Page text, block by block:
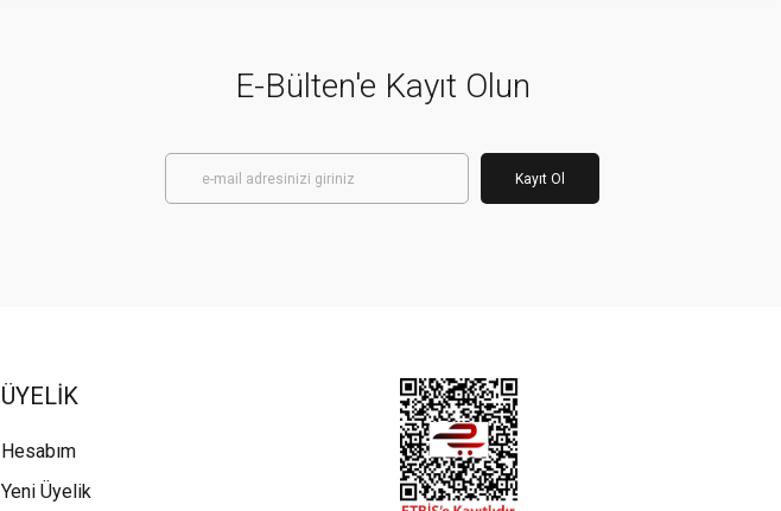
E-Bülten'e Kayıt Olun
Kayıt Ol
ÜYELİK
Hesabım
Yeni Üyelik